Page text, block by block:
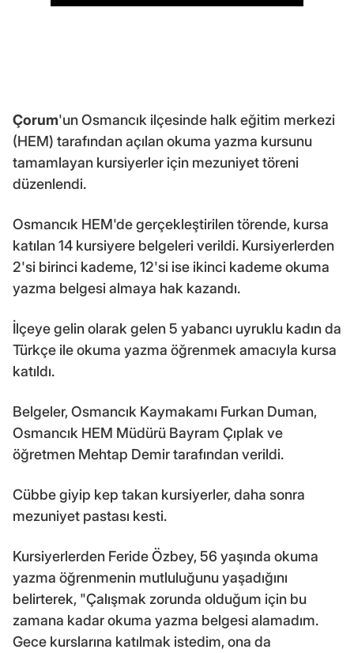
Çorum'un Osmancık ilçesinde halk eğitim merkezi
(HEM) tarafından açılan okuma yazma kursunu
tamamlayan kursiyerler için mezuniyet töreni
düzenlendi.
Osmancık HEM'de gerçekleştirilen törende, kursa
katılan 14 kursiyere belgeleri verildi. Kursiyerlerden
2'si birinci kademe, 12'si ise ikinci kademe okuma
yazma belgesi almaya hak kazandı.
İlçeye gelin olarak gelen 5 yabancı uyruklu kadın da
Türkçe ile okuma yazma öğrenmek amacıyla kursa
katıldı.
Belgeler, Osmancık Kaymakamı Furkan Duman,
Osmancık HEM Müdürü Bayram Çıplak ve
öğretmen Mehtap Demir tarafından verildi.
Cübbe giyip kep takan kursiyerler, daha sonra
mezuniyet pastası kesti.
Kursiyerlerden Feride Özbey, 56 yaşında okuma
yazma öğrenmenin mutluluğunu yaşadığını
belirterek, "Çalışmak zorunda olduğum için bu
zamana kadar okuma yazma belgesi alamadım.
Gece kurslarına katılmak istedim, ona da